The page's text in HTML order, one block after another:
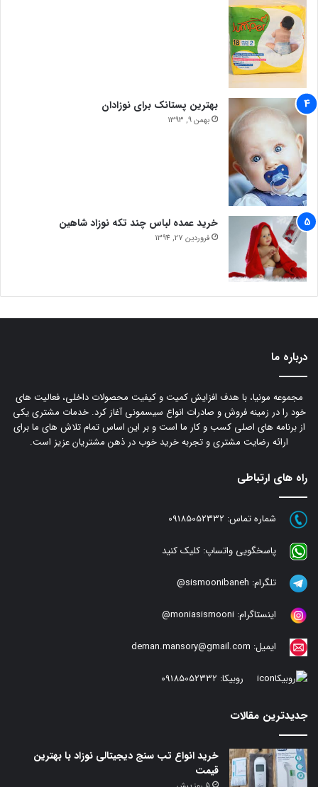
بهترین پستانک برای نوزادان
بهمن 9, 1393
خرید عمده لباس چند تکه نوزاد شاهین
فروردین 27, 1394
درباره ما
مجموعه مونیا، با هدف افزایش کمیت و کیفیت محصولات داخلی، فعالیت های
خود را در زمینه فروش و صادرات انواع سیسمونی آغاز کرد. خدمات مشتری یکی
از برنامه های اصلی کسب و کار ما است و بر این اساس تمام تلاش های ما برای
ارائه رضایت مشتری و تجربه خرید خوب در ذهن مشتریان عزیز است.
راه های ارتباطی
شماره تماس: 09185052332
پاسخگویی واتساپ: کلیک کنید
تلگرام: sismoonibaneh@
اینستاگرام: moniasismooni@
ایمیل: deman.mansory@gmail.com
روبیکا: 09185052332
جدیدترین مقالات
خرید انواع تب سنج دیجیتالی نوزاد با بهترین
قیمت